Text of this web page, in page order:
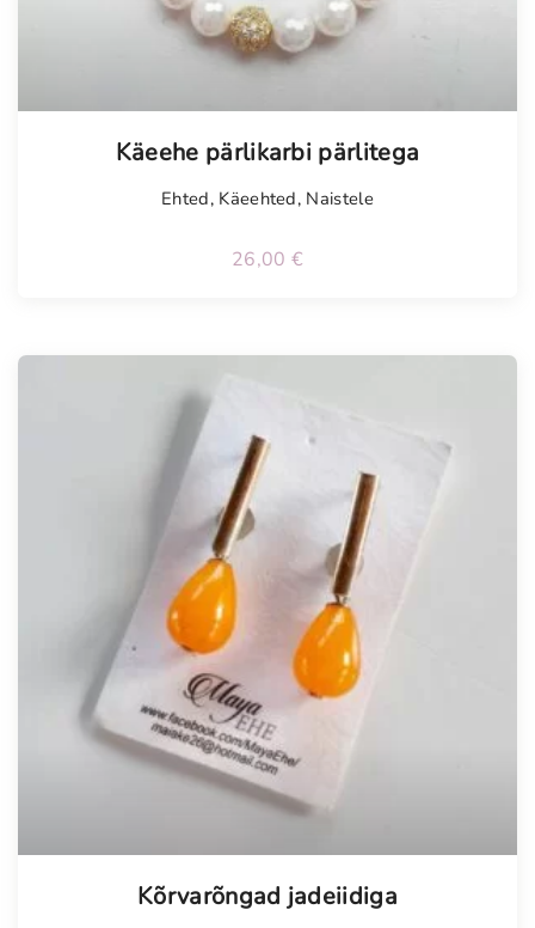
Käeehe pärlikarbi pärlitega
Ehted, Käeehted, Naistele
26,00 €
Kõrvarõngad jadeiidiga